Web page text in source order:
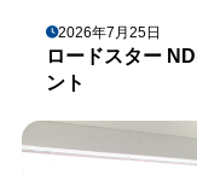
2026年7月25日
ロードスター
ント